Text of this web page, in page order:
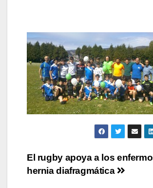
Navegación
El rugby apoya a los
hernia diafragmática